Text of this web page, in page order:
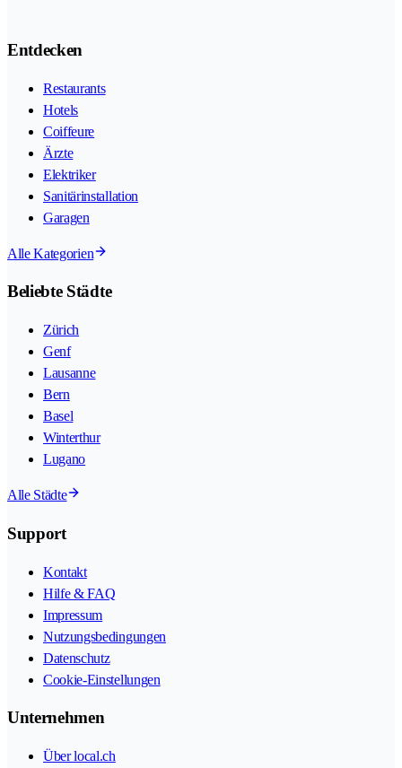
Entdecken
Restaurants
Hotels
Coiffeure
Ärzte
Elektriker
Sanitärinstallation
Garagen
Alle Kategorien
Beliebte Städte
Zürich
Genf
Lausanne
Bern
Basel
Winterthur
Lugano
Alle Städte
Support
Kontakt
Hilfe & FAQ
Impressum
Nutzungsbedingungen
Datenschutz
Cookie-Einstellungen
Unternehmen
Über local.ch